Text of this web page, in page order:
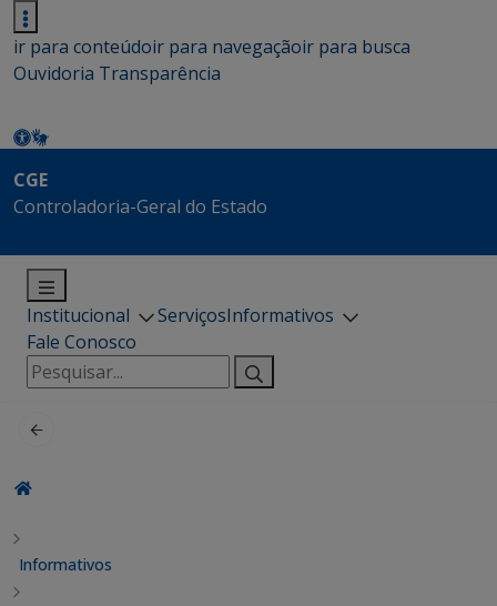
ir para conteúdoir para navegaçãoir para busca
Ouvidoria Transparência
CGE
Controladoria-Geral do Estado
Institucional ServiçosInformativos
Fale Conosco
Pesquisar
por:
Informativos